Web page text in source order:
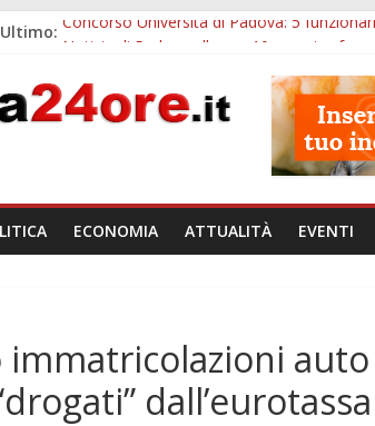
Ultimo: Concorso Università di Padova: 5
Slow Looking agli Eremitani: un’ora per
Notizie di Padova alle ore 21: lavoratore
Orto Botanico Padova: visite ed escursioni
ECONOMIA ATTUALITÀ EVENTI
dall’eurotassa